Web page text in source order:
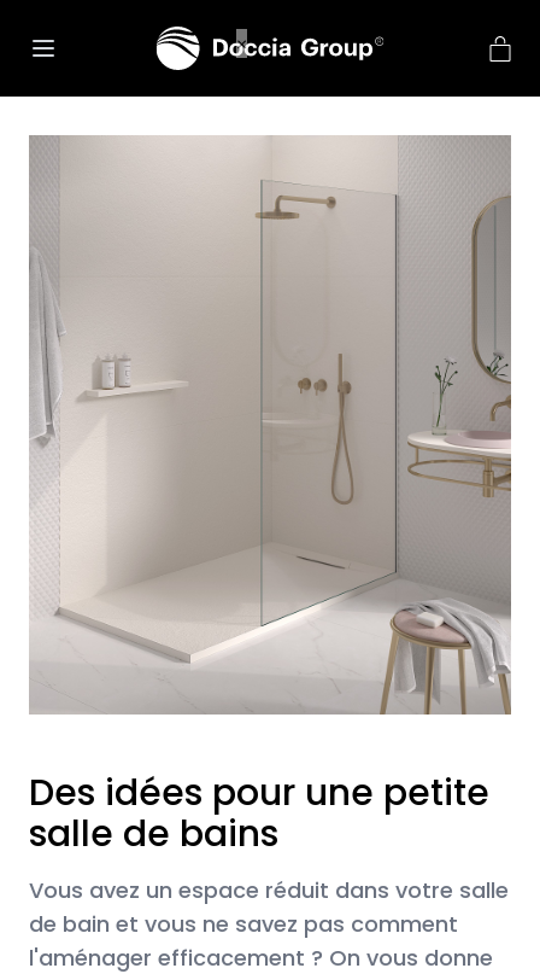
Des idées pour une petite
salle de bains
Vous avez un espace réduit dans votre salle
de bain et vous ne savez pas comment
l'aménager efficacement ? On vous donne